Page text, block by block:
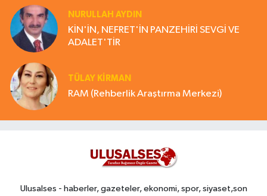
NURULLAH AYDIN
KİN'İN, NEFRET'İN PANZEHİRİ SEVGİ VE
ADALET'TİR
TÜLAY KİRMAN
RAM (Rehberlik Araştırma Merkezi)
Ulusalses - haberler, gazeteler, ekonomi, spor, siyaset,son